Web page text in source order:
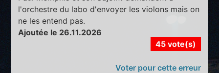
l'orchestre du labo d'envoyer les violons mais on
ne les entend pas.
Ajoutée le 26.11.2026
45 vote(s)
Voter pour cette erreur